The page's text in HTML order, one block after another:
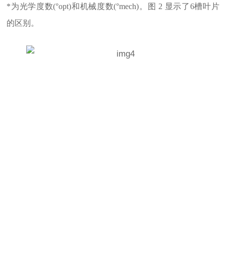
*为光学度数(°opt)和机械度数(°mech)。图 2 显示了6槽叶片
的区别。